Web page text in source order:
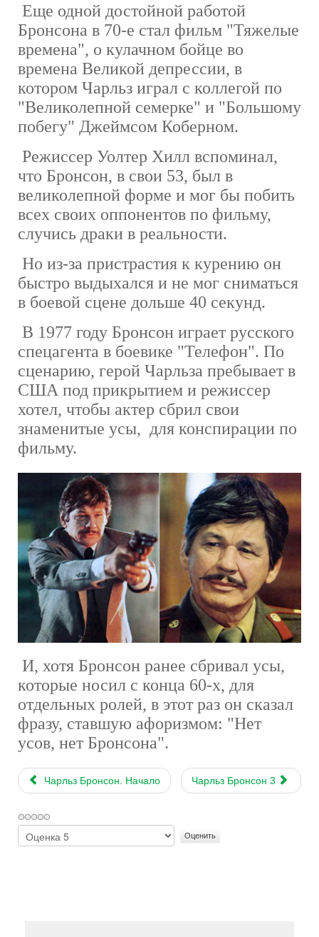
Еще одной достойной работой
Бронсона в 70-е стал фильм "Тяжелые
времена", о кулачном бойце во
времена Великой депрессии, в
котором Чарльз играл с коллегой по
"Великолепной семерке" и "Большому
побегу" Джеймсом Коберном.
Режиссер Уолтер Хилл вспоминал,
что Бронсон, в свои 53, был в
великолепной форме и мог бы побить
всех своих оппонентов по фильму,
случись драки в реальности.
Но из-за пристрастия к курению он
быстро выдыхался и не мог сниматься
в боевой сцене дольше 40 секунд.
В 1977 году Бронсон играет русского
спецагента в боевике "Телефон". По
сценарию, герой Чарльза пребывает в
США под прикрытием и режиссер
хотел, чтобы актер сбрил свои
знаменитые усы, для конспирации по
фильму.
И, хотя Бронсон ранее сбривал усы,
которые носил с конца 60-х, для
отдельных ролей, в этот раз он сказал
фразу, ставшую афоризмом: "Нет
усов, нет Бронсона".
Чарльз Бронсон. Начало Чарльз Бронсон 3
Пожалуйста,